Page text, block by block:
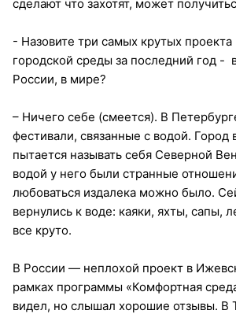
сделают что захотят, может
- Назовите три самых крутых проекта
городской среды за последний год -
России, в мире?
– Ничего себе (смеется). В
фестивали, связанные с водой. Город
пытается называть себя Северной
водой у него были странные
любоваться издалека можно было.
вернулись к воде: каяки, яхты, сапы,
все круто.
В России — неплохой проект в
рамках программы «Комфортная
видел, но слышал хорошие отзывы. В